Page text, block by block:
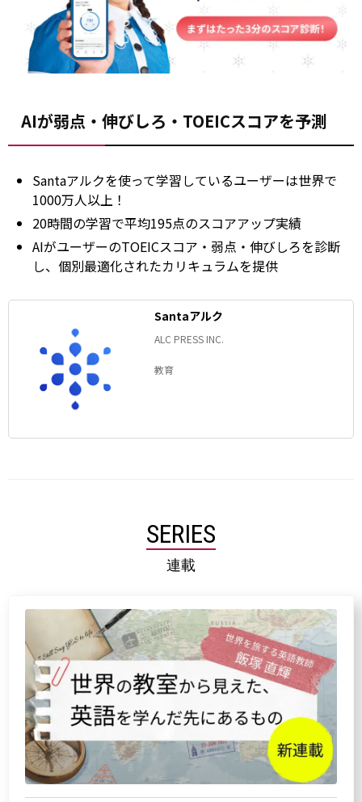
AIが弱点・伸びしろ・TOEICスコアを予測
Santaアルクを使って学習しているユーザーは世界で
1000万人以上！
20時間の学習で平均195点のスコアアップ実績
AIがユーザーのTOEICスコア・弱点・伸びしろを診断
し、個別最適化されたカリキュラムを提供
Santaアルク
ALC PRESS INC.
教育
SERIES
連載